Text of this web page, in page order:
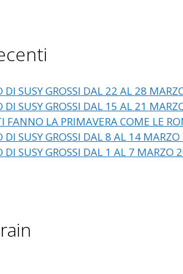
DI SUSY GROSSI DAL 22 AL 28
DI SUSY GROSSI DAL 15 AL 21
FANNO LA PRIMAVERA COME LE
DI SUSY GROSSI DAL 8 AL 14
DI SUSY GROSSI DAL 1 AL 7 MARZO